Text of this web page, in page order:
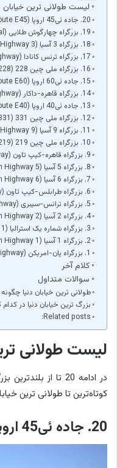
لیست طولانی ترین خیابان
20. جاده ئی45 اروپا (European route E45)
19. بزرگراه چهارگوش طلایی (Golden Quadrilateral)
18. بزرگراه 3 آسیا (Asian Highway 3)
17. بزرگراه ترنس کانادا (Trans-Canada Highway)
16. بزرگراه ملی چین 228 (China National Highway 228)
15. جاده ئی60 اروپا (European route E60)
14. بزرگراه قاهره-داکار (Cairo–Dakar Highway)
13. جاده ئی40 اروپا (European route E40)
12. بزرگراه ملی چین 331 (China National Highway 331)
11. بزرگراه 9 آسیا (Asian Highway 9)
10. بزرگراه ملی چین 219 (China National Highway 219)
9. بزرگراه قاهره-کیپ تاون (Cairo–Cape Town Highway)
8. بزرگراه 5 آسیا (Asian Highway 5)
7. بزرگراه 6 آسیا (Asian Highway 6)
6. بزرگراه طرابلس-کیپ تاون (Tripoli–Cape Town Highway)
5. بزرگراه ترانس-سیبری (Trans-Siberian Highway)
4. بزرگراه 2 آسیا (Asian Highway 2)
3. بزرگراه شماره یک استرالیا (Highway 1)
2. بزرگراه 1 آسیا (Asian Highway 1)
1. بزرگراه پان-امریکن (Pan-American Highway)
کلام آخر
سوالات متداول
طولانی ترین خیابان دنیا
بزرگ ترین خیابان دنیا در
Related posts:
لیست طولانی
در ادامه 20 تا از بلندترین بزرگراه های جهان را
کوتاه‌ترین تا طولانی ترین
20. جاده ئی45 اروپا (European route E45)